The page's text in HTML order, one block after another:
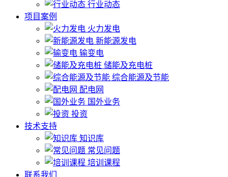
行业动态
项目案例
火力发电
新能源发电
输变电
储能及充电桩
综合能源及节能
配电网
国外业务
投资
技术支持
知识库
常见问题
培训课程
联系我们